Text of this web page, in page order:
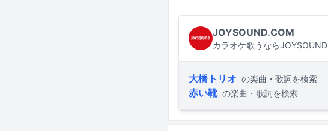
JOYSOUND.COM
カラオケ歌うならJOYSOUND
大橋トリオ の楽曲・歌詞を検索
赤い靴 の楽曲・歌詞を検索